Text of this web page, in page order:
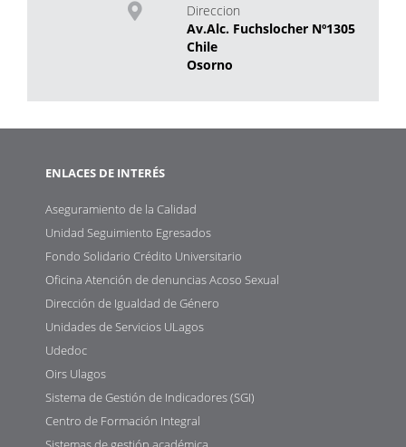
Direccion
Av.Alc. Fuchslocher Nº1305
Chile
Osorno
ENLACES DE INTERÉS
Aseguramiento de la Calidad
Unidad Seguimiento Egresados
Fondo Solidario Crédito Universitario
Oficina Atención de denuncias Acoso Sexual
Dirección de Igualdad de Género
Unidades de Servicios ULagos
Udedoc
Oirs Ulagos
Sistema de Gestión de Indicadores (SGI)
Centro de Formación Integral